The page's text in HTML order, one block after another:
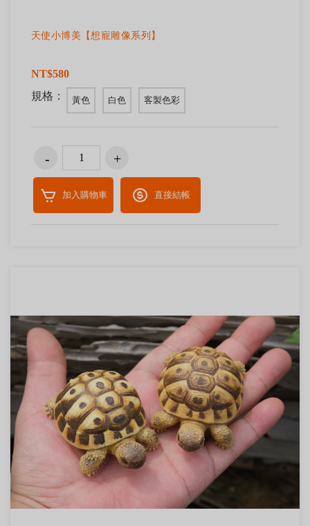
天使小博美【想寵雕像系列】
NT$580
規格：
黃色 白色 客製色彩
加入購物車 直接結帳